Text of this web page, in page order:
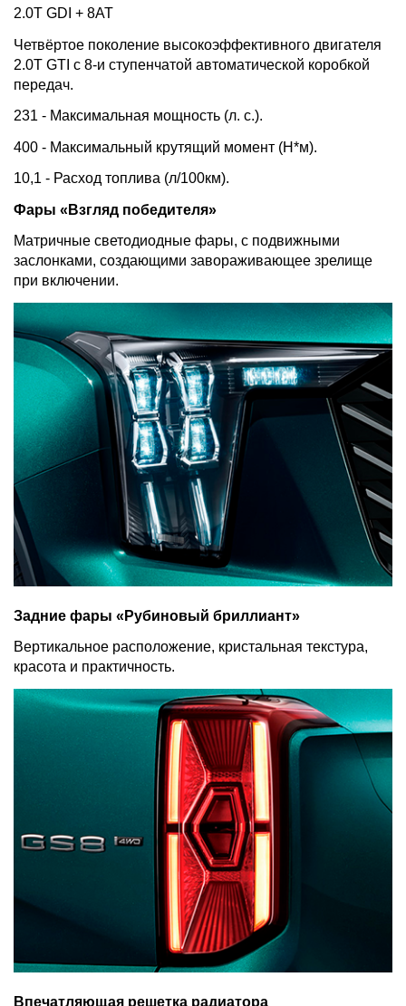
2.0T GDI + 8AT
Четвёртое поколение высокоэффективного двигателя
2.0T GTI с 8-и ступенчатой автоматической коробкой
передач.
231 - Максимальная мощность (л. с.).
400 - Максимальный крутящий момент (Н*м).
10,1 - Расход топлива (л/100км).
Фары «Взгляд победителя»
Матричные светодиодные фары, с подвижными
заслонками, создающими завораживающее зрелище
при включении.
Задние фары «Рубиновый бриллиант»
Вертикальное расположение, кристальная текстура,
красота и практичность.
Впечатляющая решетка радиатора